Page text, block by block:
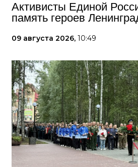
Активисты Единой
память героев
09 августа 2026, 10:49